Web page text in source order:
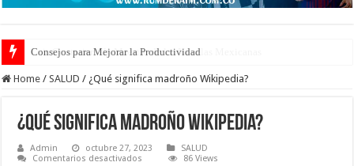
Consejos para Mejorar la Productividad
Home / SALUD / ¿Qué significa madroño Wikipedia?
¿Qué significa madroño Wikipedia?
Admin octubre 27, 2023
SALUD
Comentarios desactivados
86 Views